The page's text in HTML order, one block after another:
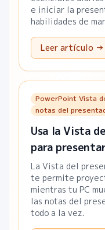
e iniciar la
habilidades de
Leer artículo →
PowerPoint Vista
notas del
Usa la Vista
para
La Vista del
te permite
mientras tu PC
las notas del
todo a la vez.